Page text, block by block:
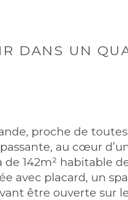
DANS UN
proche de
au cœur
de 142m² habitable
avec placard, un
être ouverte sur